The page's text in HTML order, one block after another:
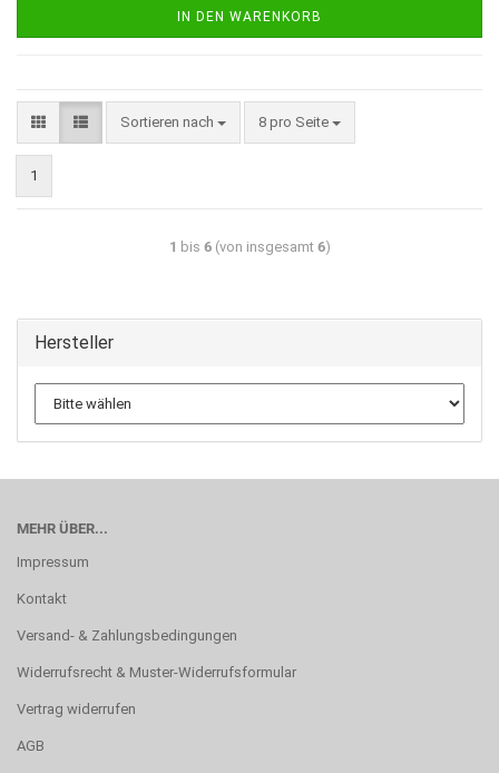
IN DEN WARENKORB
Sortieren nach 8 pro Seite
1
1 bis 6(von insgesamt 6)
Hersteller
MEHR ÜBER...
Impressum
Kontakt
Versand- & Zahlungsbedingungen
Widerrufsrecht & Muster-Widerrufsformular
Vertrag widerrufen
AGB